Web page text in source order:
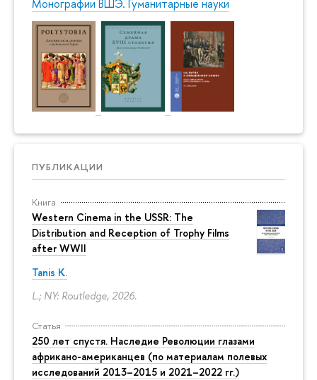
Монографии ВШЭ. Гуманитарные науки
ПУБЛИКАЦИИ
Книга
Western Cinema in the USSR: The
Distribution and Reception of Trophy Films
after WWII
Tanis K.
L.; NY: Routledge, 2026.
Статья
250 лет спустя. Наследие Революции глазами
африкано-американцев (по материалам полевых
исследований 2013–2015 и 2021–2022 гг.)